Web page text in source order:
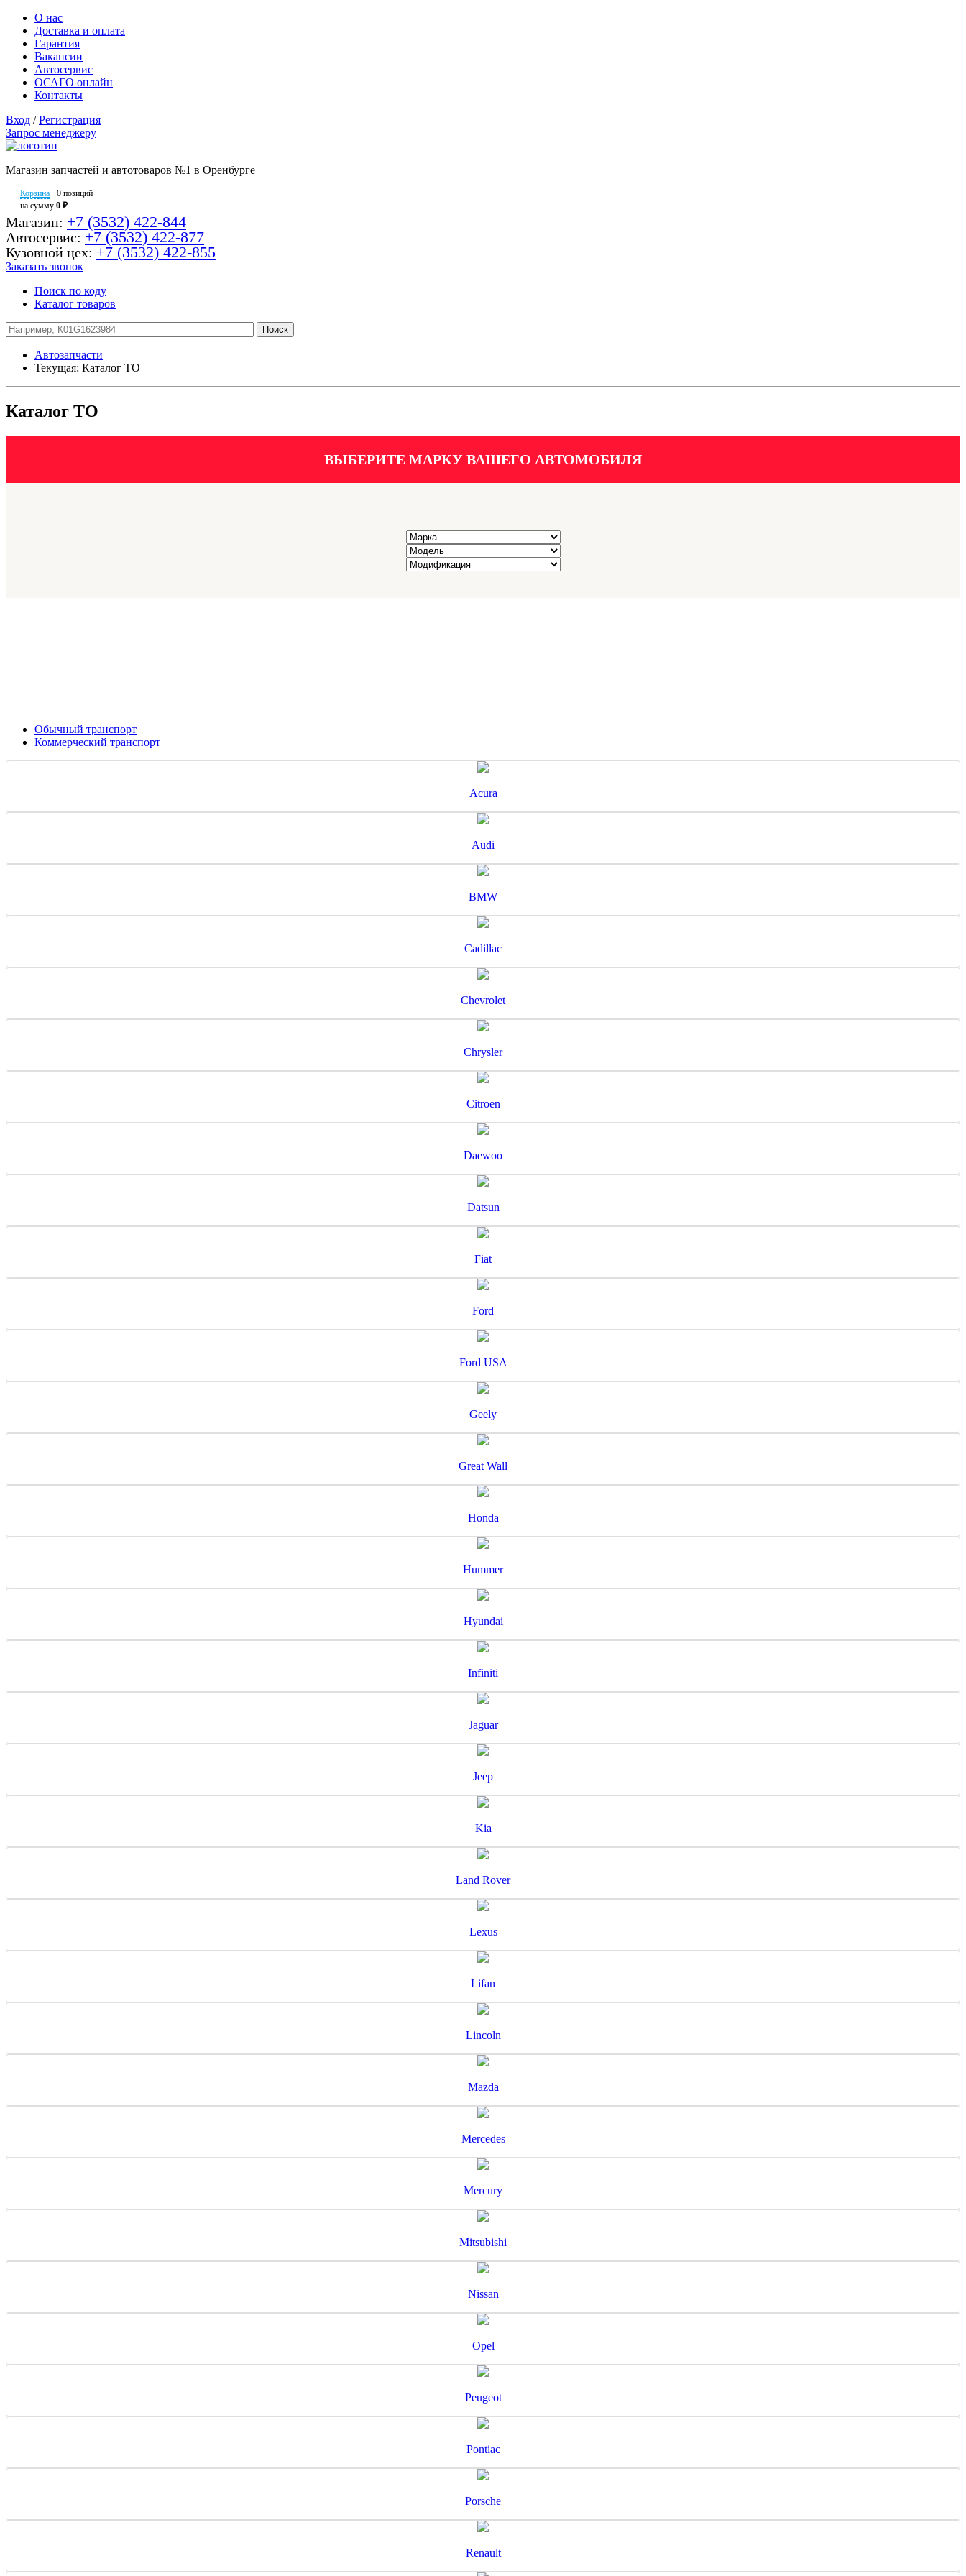
О нас
Доставка и оплата
Гарантия
Вакансии
Автосервис
ОСАГО онлайн
Контакты
Вход / Регистрация
Запрос менеджеру
Магазин запчастей и автотоваров №1 в Оренбурге
Корзина
0 позиций
на сумму 0 ₽
Магазин: +7 (3532) 422-844
Автосервис: +7 (3532) 422-877
Кузовной цех: +7 (3532) 422-855
Заказать звонок
Поиск по коду
Каталог товаров
Автозапчасти
Текущая: Каталог ТО
Каталог ТО
ВЫБЕРИТЕ МАРКУ ВАШЕГО АВТОМОБИЛЯ
Обычный транспорт
Коммерческий транспорт
Acura
Audi
BMW
Cadillac
Chevrolet
Chrysler
Citroen
Daewoo
Datsun
Fiat
Ford
Ford USA
Geely
Great Wall
Honda
Hummer
Hyundai
Infiniti
Jaguar
Jeep
Kia
Land Rover
Lexus
Lifan
Lincoln
Mazda
Mercedes
Mercury
Mitsubishi
Nissan
Opel
Peugeot
Pontiac
Porsche
Renault